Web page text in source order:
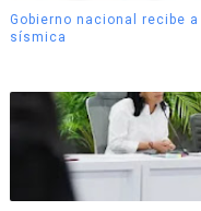
Gobierno nacional recibe
sísmica